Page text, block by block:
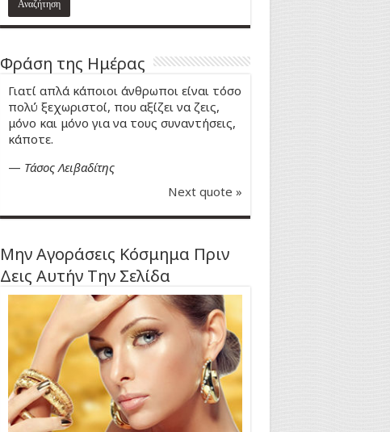
Φράση της Ημέρας
Γιατί απλά κάποιοι άνθρωποι είναι τόσο
πολύ ξεχωριστοί, που αξίζει να ζεις,
μόνο και μόνο για να τους συναντήσεις,
κάποτε.
— Τάσος Λειβαδίτης
Next quote »
Μην Αγοράσεις Κόσμημα Πριν
Δεις Αυτήν Την Σελίδα